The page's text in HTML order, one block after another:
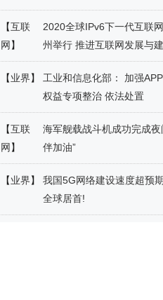
【互联
网 】
2020全球IPv6下一代互联
州举行 推进互联网发展与
【业界】
工业和信息化部： 加强
权益专项整治 依法处置
【互联
网 】
海军舰载战斗机成功完成夜
伴加油”
【业界】
我国5G网络建设速度超预
全球居首!